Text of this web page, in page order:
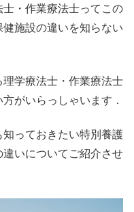
・作業療法士ってこの
施設の違いを知らない
学療法士・作業療法士
がいらっしゃいます．
っておきたい特別養護
いについてご紹介させ